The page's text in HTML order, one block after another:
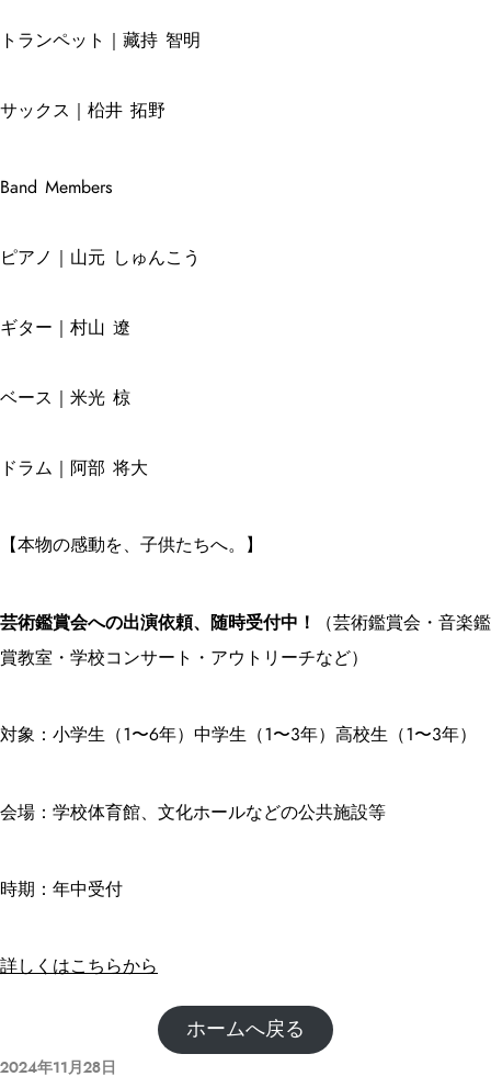
トランペット｜藏持 智明
サックス｜柗井 拓野
Band Members
ピアノ｜山元 しゅんこう
ギター｜村山 遼
ベース｜米光 椋
ドラム｜阿部 将大
【本物の感動を、子供たちへ。】
芸術鑑賞会への出演依頼、随時受付中！
（芸術鑑賞会・音楽鑑
賞教室・学校コンサート・アウトリーチなど）
対象：小学生（1〜6年）中学生（1〜3年）高校生（1〜3年）
会場：学校体育館、文化ホールなどの公共施設等
時期：年中受付
詳しくはこちらから
ホームへ戻る
2024年11月28日